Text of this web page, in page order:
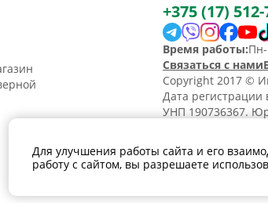
+375 (17)
Время работы:
Связаться с нами
Copyright 2017 ©
Дата регистрации
УНП 190736367.
Политика обработки
персональных
Для улучшения работы сайта и его
работу с сайтом, вы разрешаете